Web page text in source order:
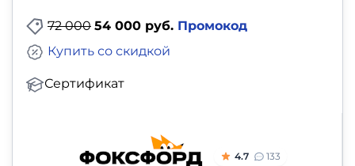
72 000 54 000 руб. Промокод
Сертификат
Купить со скидкой
4.7 133